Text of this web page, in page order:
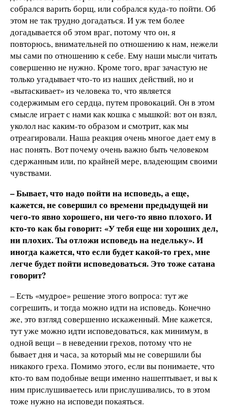
собрался варить борщ, или собрался куда-то пойти. Об
этом не так трудно догадаться. И уж тем более
догадывается об этом враг, потому что он, я
повторюсь, внимательней по отношению к нам, нежели
мы сами по отношению к себе. Ему наши мысли читать
совершенно не нужно. Кроме того, враг зачастую не
только угадывает что-то из наших действий, но и
«вытаскивает» из человека то, что является
содержимым его сердца, путем провокаций. Он в этом
смысле играет с нами как кошка с мышкой: вот он взял,
уколол нас каким-то образом и смотрит, как мы
отреагировали. Наша реакция очень многое дает ему в
нас понять. Вот почему очень важно быть человеком
сдержанным или, по крайней мере, владеющим своими
чувствами.
– Бывает, что надо пойти на исповедь, а еще,
кажется, не совершил со времени предыдущей ни
чего-то явно хорошего, ни чего-то явно плохого. И
кто-то как бы говорит: «У тебя еще ни хороших дел,
ни плохих. Ты отложи исповедь на недельку». И
иногда кажется, что если будет какой-то грех, мне
легче будет пойти исповедоваться. Это тоже сатана
говорит?
– Есть «мудрое» решение этого вопроса: тут же
согрешить, и тогда можно идти на исповедь. Конечно
же, это взгляд совершенно искаженный. Мне кажется,
тут уже можно идти исповедоваться, как минимум, в
одной вещи – в неведении грехов, потому что не
бывает дня и часа, за который мы не совершили бы
никакого греха. Помимо этого, если вы понимаете, что
кто-то вам подобные вещи именно нашептывает, и вы к
ним прислушиваетесь или прислушивались, то в этом
тоже нужно на исповеди покаяться.